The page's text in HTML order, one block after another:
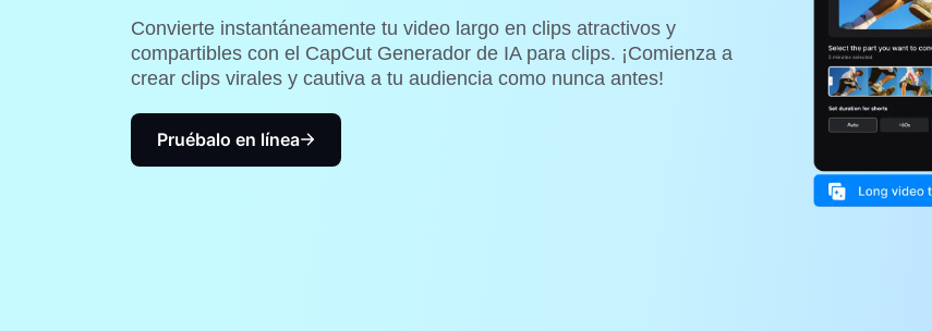
Convierte instantáneamente tu video largo en clips atractivos y
compartibles con el CapCut Generador de IA para clips. ¡Comienza a
crear clips virales y cautiva a tu audiencia como nunca antes!
Pruébalo en línea